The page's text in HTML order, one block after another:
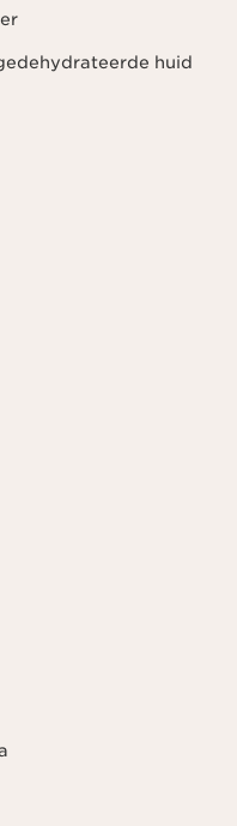
huid